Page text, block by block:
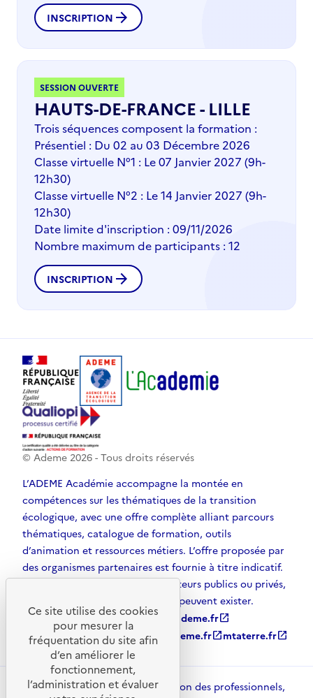
INSCRIPTION arrow_forward
SESSION OUVERTE
HAUTS-DE-FRANCE - LILLE
Trois séquences composent la formation :
Présentiel : Du 02 au 03 Décembre 2026
Classe virtuelle N°1 : Le 07 Janvier 2027 (9h-
12h30)
Classe virtuelle N°2 : Le 14 Janvier 2027 (9h-
12h30)
Date limite d'inscription : 09/11/2026
Nombre maximum de participants : 12
INSCRIPTION arrow_forward
© Ademe 2026 - Tous droits réservés
L’ADEME Académie accompagne la montée en
compétences sur les thématiques de la transition
écologique, avec une offre complète alliant parcours
thématiques, catalogue de formation, outils
d’animation et ressources métiers. L’offre proposée par
des organismes partenaires est fournie à titre indicatif.
D’autres solutions, émanant d’acteurs publics ou privés,
et non référencées par l’ADEME, peuvent exister.
ademe.fr open_in_newagirpourlatransition.ademe.fropen_in_new
librairie.ademe.fropen_in_new recherche.ademe.fropen_in_newmtaterre.fropen_in_new
ADEME Académie met à disposition des professionnels,
Ce site utilise des cookies
pour mesurer la
fréquentation du site afin
d’en améliorer le
fonctionnement,
l’administration et évaluer